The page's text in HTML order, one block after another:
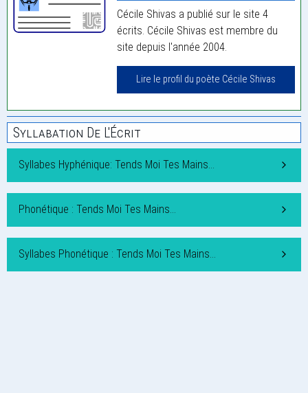
Cécile Shivas a publié sur le site 4
écrits. Cécile Shivas est membre du
site depuis l'année 2004.
Lire le profil du poète Cécile Shivas
Syllabation De L'Écrit
Syllabes Hyphénique: Tends Moi Tes Mains…
Phonétique : Tends Moi Tes Mains…
Syllabes Phonétique : Tends Moi Tes Mains…